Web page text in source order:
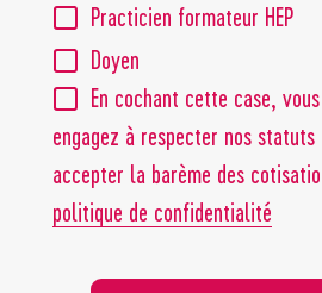
Practicien formateur HEP
Doyen
En cochant cette case,
engagez à respecter nos
accepter la barème des
politique de confidentialité